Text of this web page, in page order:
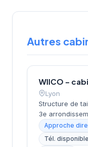
Autres
Lyon
Structure de
3e
depuis le
Dirigée par
développe ses
Approche
Tél. disponible